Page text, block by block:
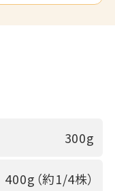
300g
400g（約1/4株）